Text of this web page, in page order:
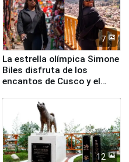
7
La estrella olímpica Simone
Biles disfruta de los
encantos de Cusco y el
12